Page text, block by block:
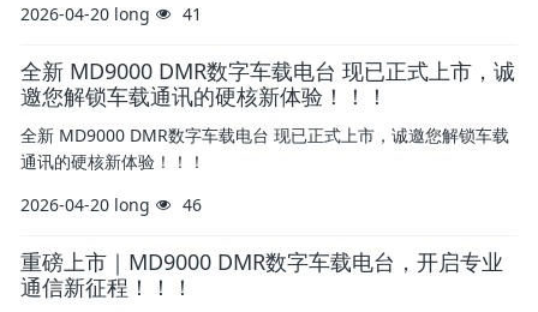
2026-04-20 long 41
全新 MD9000 DMR数字车载电台​ 现已正式上市，诚
邀您解锁车载通讯的硬核新体验！！！
全新 MD9000 DMR数字车载电台​ 现已正式上市，诚邀您解锁车载
通讯的硬核新体验！！！
2026-04-20 long 46
重磅上市｜MD9000 DMR数字车载电台，开启专业
通信新征程！！！